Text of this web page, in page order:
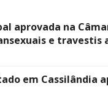
aprovada na
e travestis
em Cassilândia